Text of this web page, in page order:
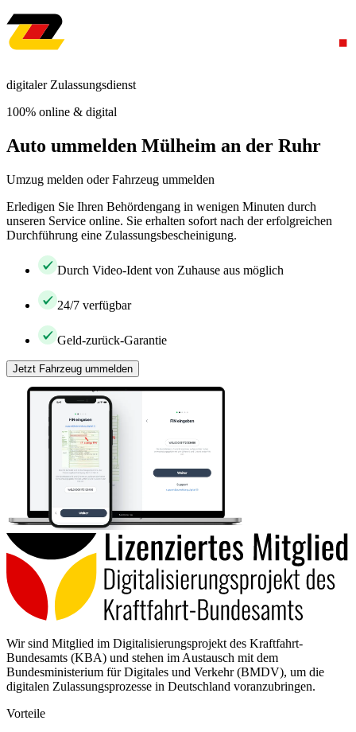
digitaler Zulassungsdienst
100% online & digital
Auto ummelden Mülheim an der Ruhr
Umzug melden oder Fahrzeug ummelden
Erledigen Sie Ihren Behördengang in wenigen Minuten durch
unseren Service online. Sie erhalten sofort nach der erfolgreichen
Durchführung eine Zulassungsbescheinigung.
Durch Video-Ident von Zuhause aus möglich
24/7 verfügbar
Geld-zurück-Garantie
Jetzt Fahrzeug ummelden
Wir sind Mitglied im Digitalisierungsprojekt des Kraftfahrt-
Bundesamts (KBA) und stehen im Austausch mit dem
Bundesministerium für Digitales und Verkehr (BMDV), um die
digitalen Zulassungsprozesse in Deutschland voranzubringen.
Vorteile